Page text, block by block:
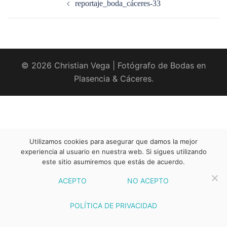
reportaje_boda_cáceres-33
© 2026 Christian Vega | Fotógrafo de Bodas en
Plasencia & Cáceres.
Utilizamos cookies para asegurar que damos la mejor
experiencia al usuario en nuestra web. Si sigues utilizando
este sitio asumiremos que estás de acuerdo.
ACEPTO NO ACEPTO
POLÍTICA DE PRIVACIDAD